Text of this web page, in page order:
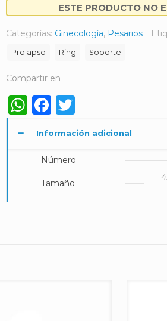
ESTE PRODUCTO NO
Categorías: Ginecología, Pesarios
Prolapso Ring Soporte
Compartir en
WhatsApp
Facebook
Información adicional
Número
Tamaño